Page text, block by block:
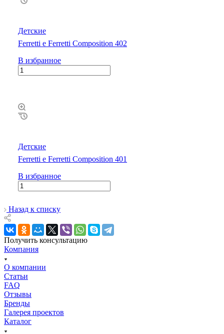
Детские
Ferretti e Ferretti Composition 402
В избранное
Детские
Ferretti e Ferretti Composition 401
В избранное
Назад к списку
Получить консультацию
Компания
О компании
Статьи
FAQ
Отзывы
Бренды
Галерея проектов
Каталог